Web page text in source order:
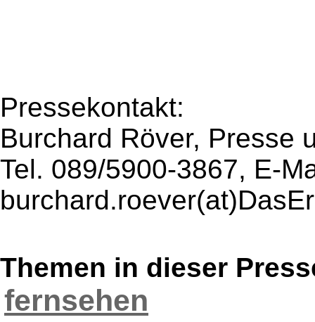
Pressekontakt:
Burchard Röver, Presse
Tel. 089/5900-3867, E-
Themen in dieser
fernsehen